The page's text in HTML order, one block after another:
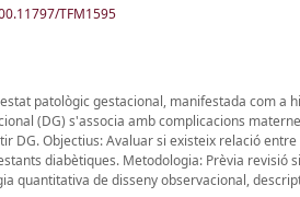
TFM1595
patològic gestacional, manifestada com a
(DG) s'associa amb complicacions
DG. Objectius: Avaluar si existeix relació
diabètiques. Metodologia: Prèvia
quantitativa de disseny observacional,